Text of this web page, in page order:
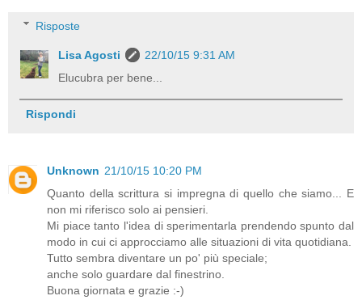
Risposte
Lisa Agosti
22/10/15 9:31 AM
Elucubra per bene...
Rispondi
Unknown 21/10/15 10:20 PM
Quanto della scrittura si impregna di quello che siamo... E
non mi riferisco solo ai pensieri.
Mi piace tanto l'idea di sperimentarla prendendo spunto dal
modo in cui ci approcciamo alle situazioni di vita quotidiana.
Tutto sembra diventare un po' più speciale;
anche solo guardare dal finestrino.
Buona giornata e grazie :-)